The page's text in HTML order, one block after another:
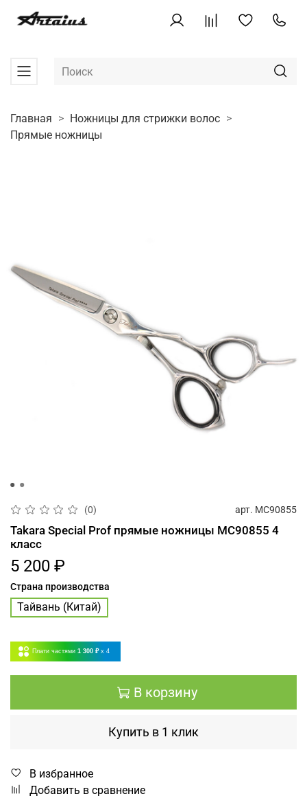
Главная
Ножницы для стрижки волос
Прямые ножницы
(0) арт. MC90855
Takara Special Prof прямые ножницы MC90855 4
класс
5 200 ₽
Страна производства
Тайвань (Китай)
Плати частями 1 300 ₽ x 4
В корзину
Купить в 1 клик
В избранное
Добавить в сравнение